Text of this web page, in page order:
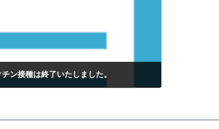
ン接種は終了いたしました。